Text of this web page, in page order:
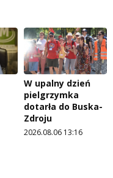
W upalny dzień
pielgrzymka
dotarła do Buska-
Zdroju
2026.08.06 13:16